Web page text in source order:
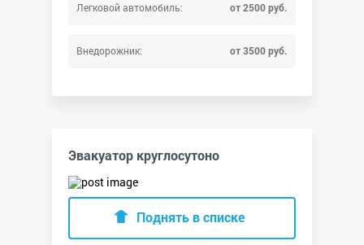
Легковой автомобиль: от 2500 руб.
Внедорожник: от 3500 руб.
Эвакуатор круглосутоно
Поднять в списке